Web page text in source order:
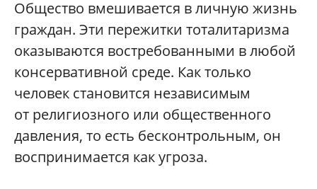
Общество вмешивается в личную жизнь
граждан. Эти пережитки тоталитаризма
оказываются востребованными в любой
консервативной среде. Как только
человек становится независимым
от религиозного или общественного
давления, то есть бесконтрольным, он
воспринимается как угроза.